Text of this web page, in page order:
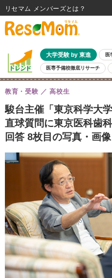
大学受験 by 東進 医
医専予備校徹底リサーチ
親子で考える大学選び 高校受験
共通テスト 夏休み
8月開催イベント・WS 全国公立高校 過
自由研究教材（小学生向け） 自由研究
駿台主催「東京科学大
直球質問に東京医科歯
回答 8枚目の写真・画像
教育・受験 高校生
リセマム メンバーズ